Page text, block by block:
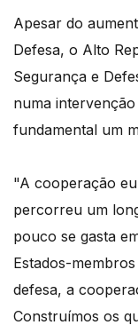
Apesar do
Defesa, o Alto
Segurança e
numa
fundamental um
"A cooperação
percorreu um
pouco se gasta
Estados-
defesa, a
Construímos os